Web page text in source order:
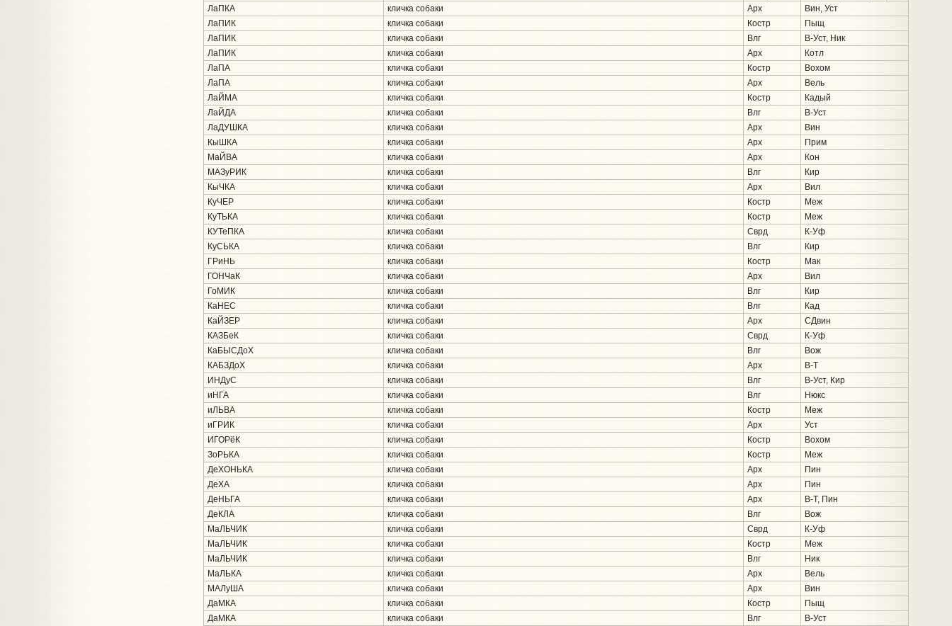
ЛаПКА
кличка собаки Арх
Вин, Уст
ЛаПИК
кличка собаки Костр
Пыщ
ЛаПИК
кличка собаки Влг
В-Уст, Ник
ЛаПИК
кличка собаки Арх
Котл
ЛаПА
кличка собаки Костр
Вохом
ЛаПА
кличка собаки Арх
Вель
ЛаЙМА
кличка собаки Костр
Кадый
ЛаЙДА
кличка собаки Влг
В-Уст
ЛаДУШКА
кличка собаки Арх
Вин
КыШКА
кличка собаки Арх
Прим
МаЙВА
кличка собаки Арх
Кон
МАЗуРИК
кличка собаки Влг
Кир
КыЧКА
кличка собаки Арх
Вил
КуЧЕР
кличка собаки Костр
Меж
КуТЬКА
кличка собаки Костр
Меж
КУТеПКА
кличка собаки Сврд
К-Уф
КуСЬКА
кличка собаки Влг
Кир
ГРиНЬ
кличка собаки Костр
Мак
ГОНЧаК
кличка собаки Арх
Вил
ГоМИК
кличка собаки Влг
Кир
КаНЕС
кличка собаки Влг
Кад
КаЙЗЕР
кличка собаки Арх
СДвин
КАЗБеК
кличка собаки Сврд
К-Уф
КаБЫСДоХ
кличка собаки Влг
Вож
КАБЗДоХ
кличка собаки Арх
В-Т
ИНДуС
кличка собаки Влг
В-Уст, Кир
иНГА
кличка собаки Влг
Нюкс
иЛЬВА
кличка собаки Костр
Меж
иГРИК
кличка собаки Арх
Уст
ИГОРёК
кличка собаки Костр
Вохом
ЗоРЬКА
кличка собаки Костр
Меж
ДеХОНЬКА
кличка собаки Арх
Пин
ДеХА
кличка собаки Арх
Пин
ДеНЬГА
кличка собаки Арх
В-Т, Пин
ДеКЛА
кличка собаки Влг
Вож
МаЛЬЧИК
кличка собаки Сврд
К-Уф
МаЛЬЧИК
кличка собаки Костр
Меж
МаЛЬЧИК
кличка собаки Влг
Ник
МаЛЬКА
кличка собаки Арх
Вель
МАЛуША
кличка собаки Арх
Вин
ДаМКА
кличка собаки Костр
Пыщ
ДаМКА
кличка собаки Влг В-Уст